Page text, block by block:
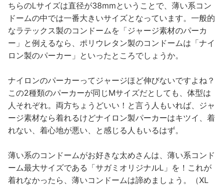
ちらのLサイズは直径が38mmということで、薄い系コン
ドームの中では一番大きいサイズとなっています。一般的
なラテックス製のコンドームを「ジャージ素材のパーカ
ー」と例えるなら、ポリウレタン製のコンドームは「ナイ
ロン製のパーカー」といったところでしょうか。
ナイロンのパーカーってジャージほど伸びないですよね？
この2種類のパーカーが同じMサイズだとしても、体型は
人それぞれ。両方ちょうどいい！と言う人もいれば、ジャ
ージ素材なら着れるけどナイロン製パーカーはキツイ、着
れない、着心地が悪い、と感じる人もいるはず。
薄い系のコンドームがお好きな太めさんは、薄い系コンド
ーム最大サイズである「サガミオリジナルL」を！これが
着れなかったら、薄いコンドームは諦めましょう。（XL